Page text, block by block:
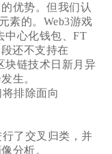
优势。但我们认
素的。Web3游戏
中心化钱包、FT
还不支持在
块链技术日新月异
生。
排除面向
了交叉归类，并
分析。